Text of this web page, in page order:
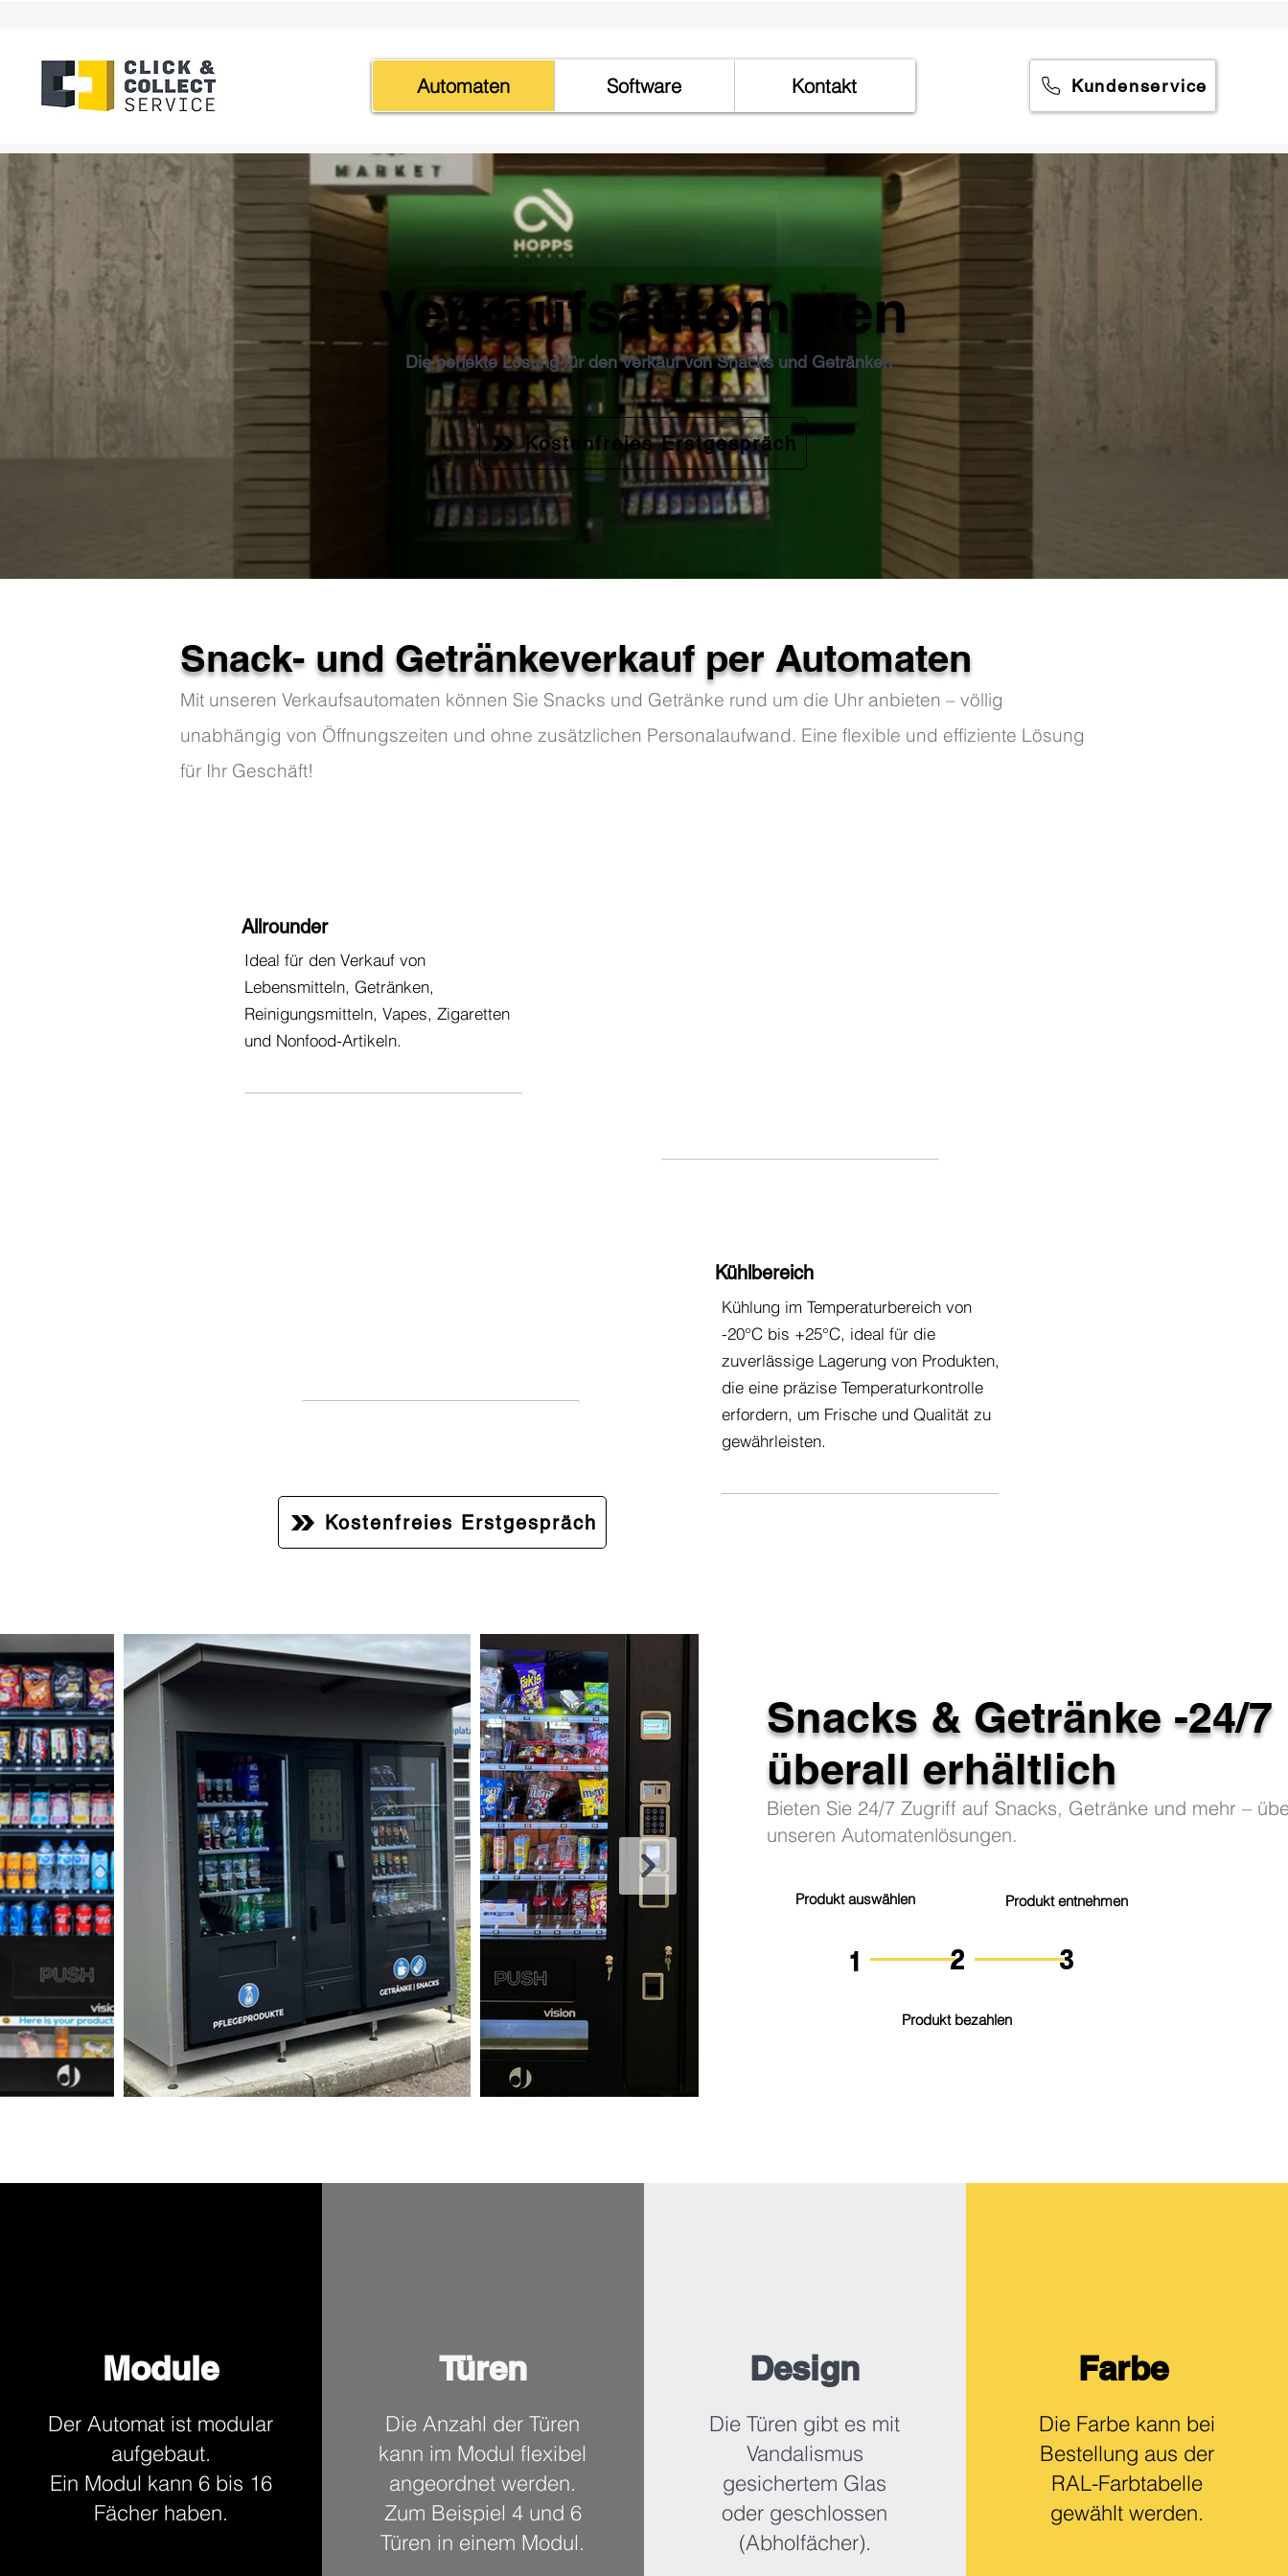
Automaten Software Kontakt Kundenservice
Verkaufsautomaten
Die perfekte Lösung für den Verkauf von Snacks und Getränken
Kostenfreies Erstgespräch
Snack- und Getränkeverkauf per Automaten
Mit unseren Verkaufsautomaten können Sie Snacks und Getränke rund um die Uhr anbieten – völlig
unabhängig von Öffnungszeiten und ohne zusätzlichen Personalaufwand. Eine flexible und effiziente Lösung
für Ihr Geschäft!
Allrounder
Ideal für den Verkauf von
Lebensmitteln, Getränken,
Reinigungsmitteln, Vapes, Zigaretten
und Nonfood-Artikeln.
Kostenfreies Erstgespräch
Kühlbereich
Kühlung im Temperaturbereich von
-20°C bis +25°C, ideal für die
zuverlässige Lagerung von Produkten,
die eine präzise Temperaturkontrolle
erfordern, um Frische und Qualität zu
gewährleisten.
Snacks & Getränke -24/7
überall erhältlich
Bieten Sie 24/7 Zugriff auf Snacks, Getränke und mehr –
unseren Automatenlösungen.
Produkt auswählen Produkt entnehmen
1 2 3
Produkt bezahlen
Module
Der Automat ist modular
aufgebaut.
Ein Modul kann 6 bis 16
Fächer haben.
Türen
Die Anzahl der Türen
kann im Modul flexibel
angeordnet werden.
Zum Beispiel 4 und 6
Türen in einem Modul.
Design
Die Türen gibt es mit
Vandalismus
gesichertem Glas
oder geschlossen
(Abholfächer).
Farbe
Die Farbe kann bei
Bestellung aus der
RAL-Farbtabelle
gewählt werden.